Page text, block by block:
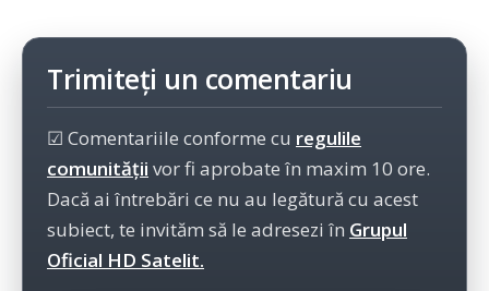
Trimiteți un comentariu
☑ Comentariile conforme cu regulile
comunității vor fi aprobate în maxim 10 ore.
Dacă ai întrebări ce nu au legătură cu acest
subiect, te invităm să le adresezi în Grupul
Oficial HD Satelit.